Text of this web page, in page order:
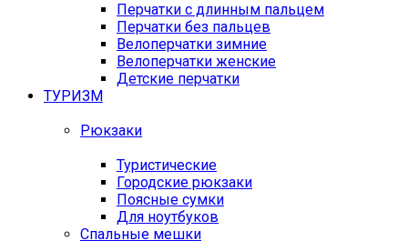
Перчатки с длинным пальцем
Перчатки без пальцев
Велоперчатки зимние
Велоперчатки женские
Детские перчатки
ТУРИЗМ
Рюкзаки
Туристические
Городские рюкзаки
Поясные сумки
Для ноутбуков
Спальные мешки